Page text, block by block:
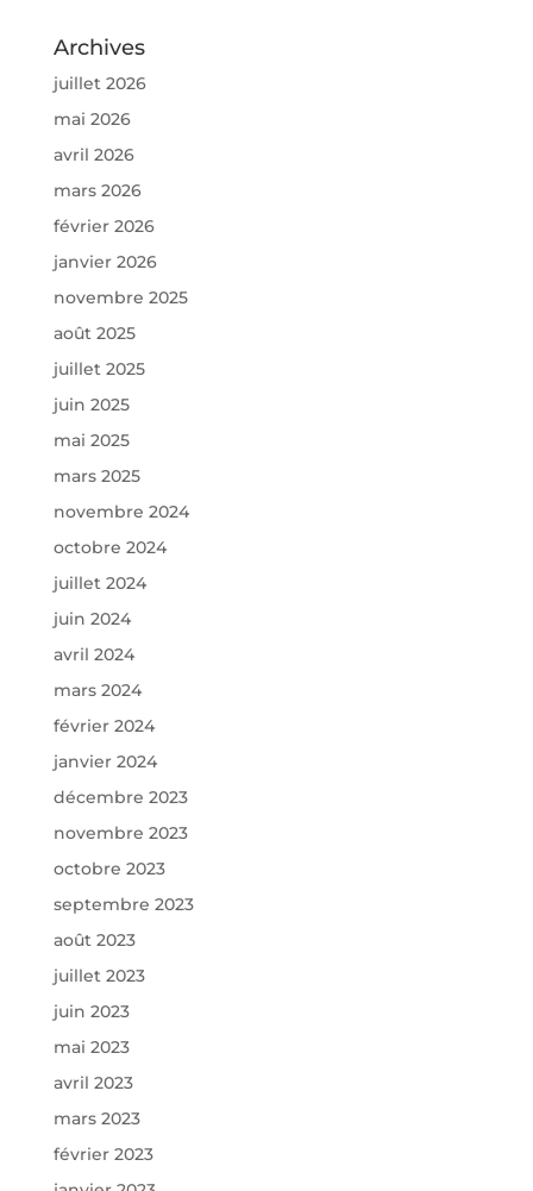
Archives
juillet 2026
mai 2026
avril 2026
mars 2026
février 2026
janvier 2026
novembre 2025
août 2025
juillet 2025
juin 2025
mai 2025
mars 2025
novembre 2024
octobre 2024
juillet 2024
juin 2024
avril 2024
mars 2024
février 2024
janvier 2024
décembre 2023
novembre 2023
octobre 2023
septembre 2023
août 2023
juillet 2023
juin 2023
mai 2023
avril 2023
mars 2023
février 2023